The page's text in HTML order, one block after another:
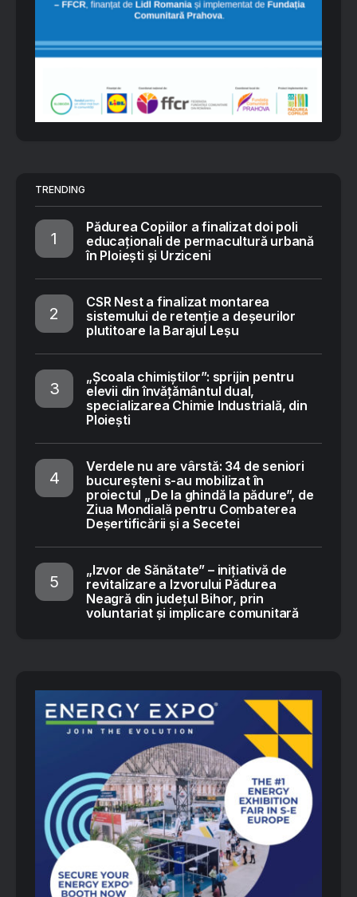
TRENDING
Pădurea Copiilor a finalizat doi poli
educaționali de permacultură urbană
în Ploiești și Urziceni
CSR Nest a finalizat montarea
sistemului de retenție a deșeurilor
plutitoare la Barajul Leșu
„Școala chimiștilor”: sprijin pentru
elevii din învățământul dual,
specializarea Chimie Industrială, din
Ploiești
Verdele nu are vârstă: 34 de seniori
bucureșteni s-au mobilizat în
proiectul „De la ghindă la pădure”, de
Ziua Mondială pentru Combaterea
Deșertificării și a Secetei
„Izvor de Sănătate” – inițiativă de
revitalizare a Izvorului Pădurea
Neagră din județul Bihor, prin
voluntariat și implicare comunitară